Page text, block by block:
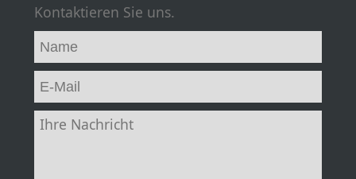
Kontaktieren Sie uns.